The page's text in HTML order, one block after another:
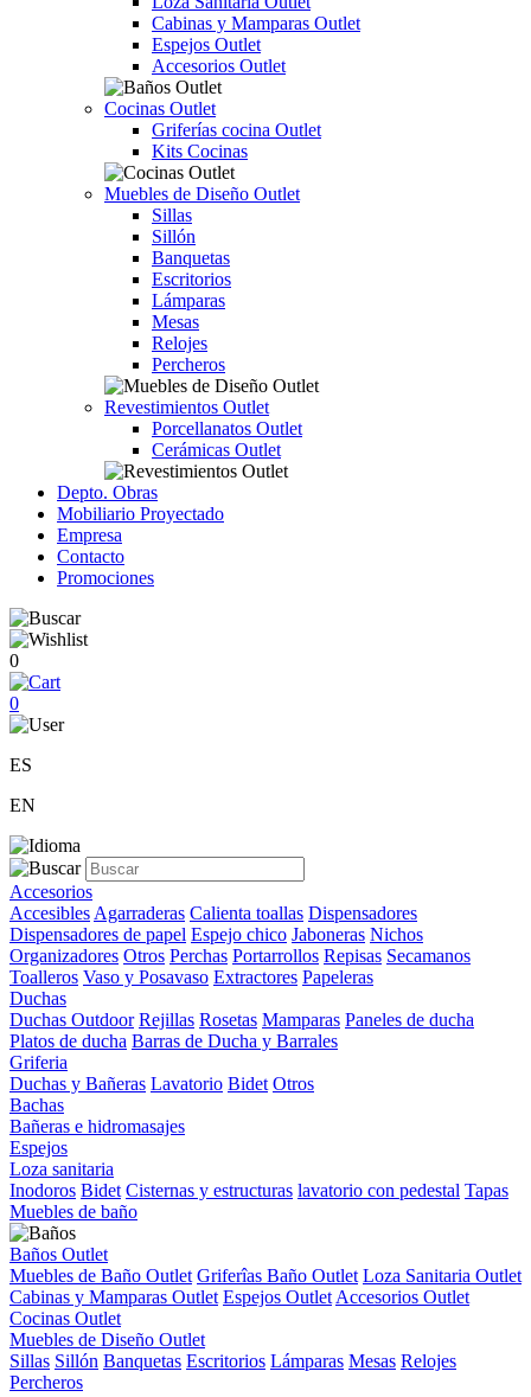
Cabinas y Mamparas Outlet
Espejos Outlet
Accesorios Outlet
Cocinas Outlet
Griferías cocina Outlet
Kits Cocinas
Muebles de Diseño Outlet
Sillas
Sillón
Banquetas
Escritorios
Lámparas
Mesas
Relojes
Percheros
Revestimientos Outlet
Porcellanatos Outlet
Cerámicas Outlet
Depto. Obras
Mobiliario Proyectado
Empresa
Contacto
Promociones
0
0
ES
EN
Accesorios
Accesibles Agarraderas Calienta toallas Dispensadores
Dispensadores de papel Espejo chico Jaboneras Nichos
Organizadores Otros Perchas Portarrollos Repisas Secamanos
Toalleros Vaso y Posavaso Extractores Papeleras
Duchas
Duchas Outdoor Rejillas Rosetas Mamparas Paneles de ducha
Platos de ducha Barras de Ducha y Barrales
Griferia
Duchas y Bañeras Lavatorio Bidet Otros
Bachas
Bañeras e hidromasajes
Espejos
Loza sanitaria
Inodoros Bidet Cisternas y estructuras lavatorio con pedestal Tapas
Muebles de baño
Baños Outlet
Muebles de Baño Outlet Griferîas Baño Outlet Loza Sanitaria Outlet
Cabinas y Mamparas Outlet Espejos Outlet Accesorios Outlet
Cocinas Outlet
Muebles de Diseño Outlet
Sillas Sillón Banquetas Escritorios Lámparas Mesas Relojes
Percheros